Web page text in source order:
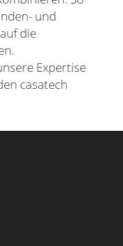
und
die
Expertise
casatech